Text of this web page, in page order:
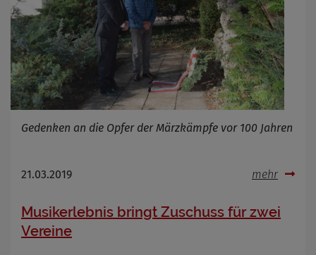
Gedenken an die Opfer der Märzkämpfe vor 100 Jahren
21.03.2019 mehr
Musikerlebnis bringt Zuschuss für zwei
Vereine